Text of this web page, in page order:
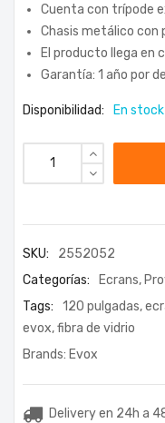
Cuenta con trípode
Chasis metálico con
El producto llega en
Garantía: 1 año por
Disponibilidad: En stock
SKU:
2552052
Categorías:
Ecrans,
Tags:
120 pulgadas,
evox,fibra de vidrio
Brands: Evox
Delivery en 24h a